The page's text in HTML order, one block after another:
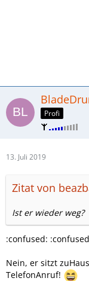
Profi
13. Juli 2019
Zitat von
Ist er wieder weg?
:confused:
Nein, er sitzt
TelefonAnruf!